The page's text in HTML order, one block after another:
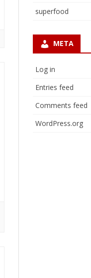
superfood
META
Log in
Entries feed
Comments feed
WordPress.org